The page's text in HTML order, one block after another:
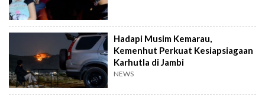
Hadapi Musim Kemarau,
Kemenhut Perkuat Kesiapsiagaan
Karhutla di Jambi
NEWS